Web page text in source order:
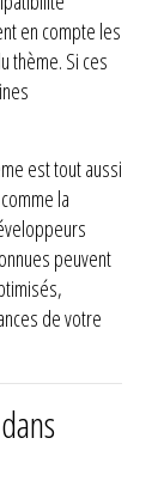
en compte les
thème. Si ces
est tout aussi
la
peuvent
de votre